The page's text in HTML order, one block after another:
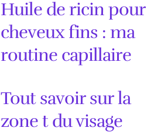
Huile de ricin pour
cheveux fins : ma
routine capillaire
Tout savoir sur la
zone t du visage